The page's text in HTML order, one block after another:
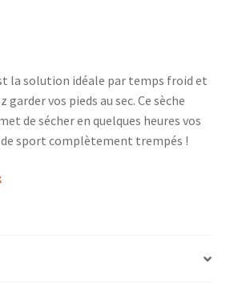
la solution idéale par temps froid et
garder vos pieds au sec. Ce sèche
de sécher en quelques heures vos
de sport complètement trempés !